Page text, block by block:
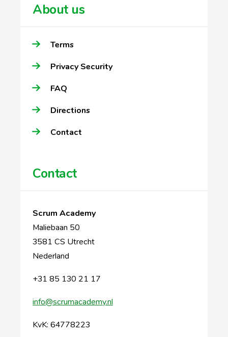
About us
Terms
Privacy Security
FAQ
Directions
Contact
Contact
Scrum Academy
Maliebaan 50
3581 CS Utrecht
Nederland
+31 85 130 21 17
info@scrumacademy.nl
KvK: 64778223